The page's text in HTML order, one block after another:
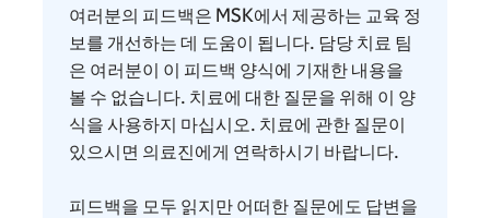
알
려
주
세
요
여러분의 피드백은 MSK에서 제공하는 교육 정
보를 개선하는 데 도움이 됩니다. 담당 치료 팀
은 여러분이 이 피드백 양식에 기재한 내용을
볼 수 없습니다. 치료에 대한 질문을 위해 이 양
식을 사용하지 마십시오. 치료에 관한 질문이
있으시면 의료진에게 연락하시기 바랍니다.
피드백을 모두 읽지만 어떠한 질문에도 답변을